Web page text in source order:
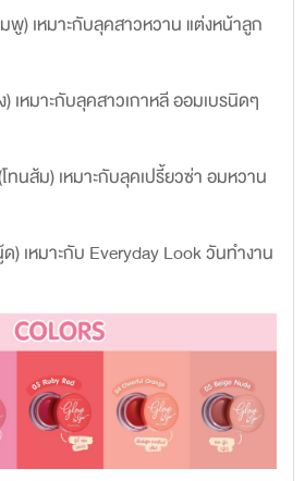
พู) เหมาะกับลุคสาวหวาน แต่งหน้าลูก
เหมาะกับลุคสาวเกาหลี ออมเบรนิดๆ
ทนส้ม) เหมาะกับลุคเปรี้ยวซ่า อมหวาน
) เหมาะกับ Everyday Look วันทำงาน